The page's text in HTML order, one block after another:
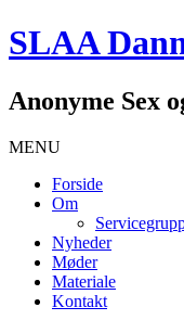
SLAA
Anonyme Sex
MENU
Forside
Om
Nyheder
Møder
Materiale
Kontakt